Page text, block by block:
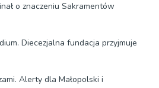
o znaczeniu Sakramentów
Diecezjalna fundacja przyjmuje
Alerty dla Małopolski i